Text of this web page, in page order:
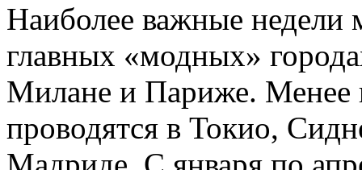
Наиболее важные недели
главных «модных»
Милане и Париже. Менее
проводятся в Токио,